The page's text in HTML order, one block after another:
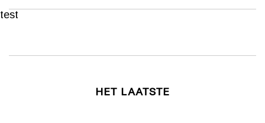
test
HET LAATSTE